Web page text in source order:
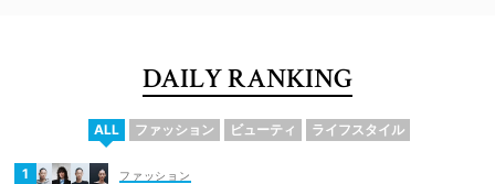
DAILY RANKING
ALL ファッション ビューティ ライフスタイル
ファッション